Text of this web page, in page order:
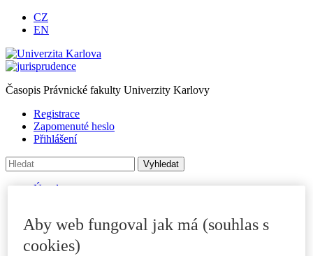
CZ
EN
Časopis Právnické fakulty Univerzity Karlovy
Registrace
Zapomenuté heslo
Přihlášení
Úvod
Pro autory
Autorské příspěvky
Poslat příspěvek
Aby web fungoval jak má (souhlas s
cookies)